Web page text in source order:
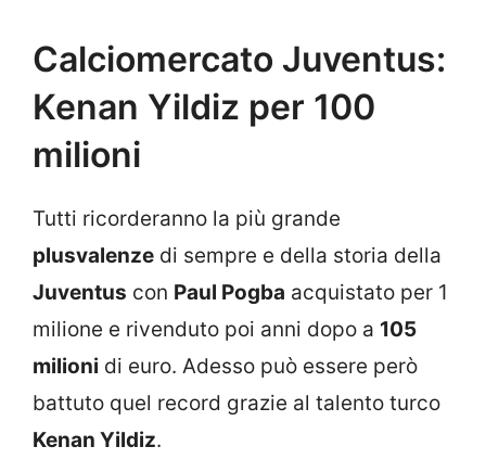
Calciomercato Juventus:
Kenan Yildiz per 100
milioni
Tutti ricorderanno la più grande
plusvalenze di sempre e della storia della
Juventus con Paul Pogba acquistato per 1
milione e rivenduto poi anni dopo a 105
milioni di euro. Adesso può essere però
battuto quel record grazie al talento turco
Kenan Yildiz.